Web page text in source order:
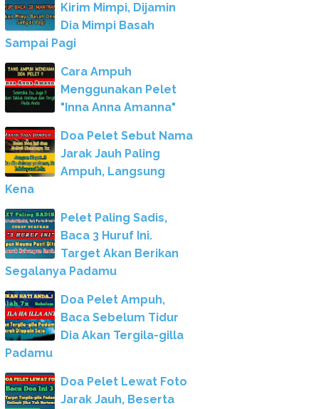
Kirim Mimpi, Dijamin
Dia Mimpi Basah
Sampai Pagi
Cara Ampuh
Menggunakan Pelet
"Inna Anna Amanna"
Doa Pelet Sebut Nama
Jarak Jauh Paling
Ampuh, Langsung
Kena
Pelet Paling Sadis,
Baca 3 Huruf Ini.
Target Akan Berikan
Segalanya Padamu
Doa Pelet Ampuh,
Baca Sebelum Tidur
Dia Akan Tergila-gilla
Padamu
Doa Pelet Lewat Foto
Jarak Jauh, Beserta